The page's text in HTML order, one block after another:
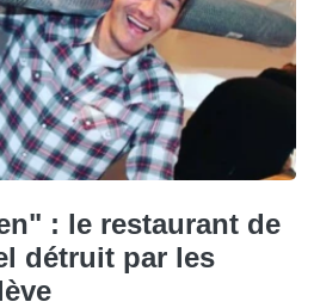
: le restaurant de
détruit par les